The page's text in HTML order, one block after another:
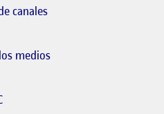
canales
mediosEl link s'obre en
El link s'obre en finestra nova